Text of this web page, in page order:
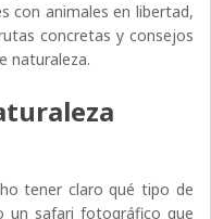
con animales en libertad,
concretas y consejos
naturaleza.
tener claro qué tipo de
un safari fotográfico que